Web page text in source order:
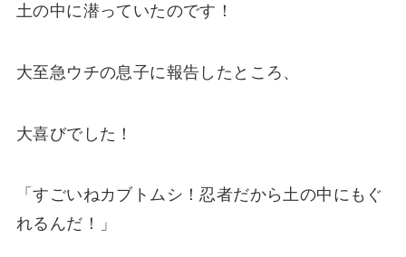
土の中に潜っていたのです！
大至急ウチの息子に報告したところ、
大喜びでした！
「すごいねカブトムシ！忍者だから土の中にもぐ
れるんだ！」